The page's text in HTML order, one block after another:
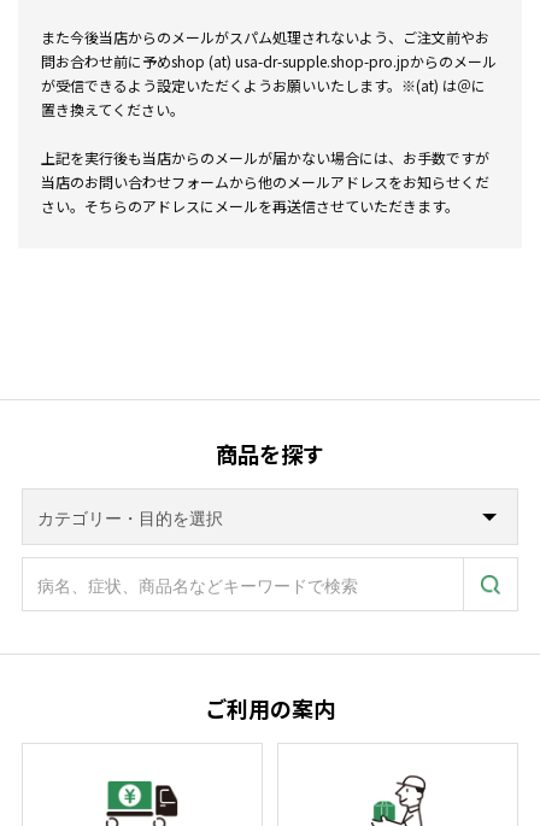
また今後当店からのメールがスパム処理されないよう、ご注文前やお
問お合わせ前に予めshop (at) usa-dr-supple.shop-pro.jpからのメール
が受信できるよう設定いただくようお願いいたします。※(at) は＠に
置き換えてください。
上記を実行後も当店からのメールが届かない場合には、お手数ですが
当店のお問い合わせフォームから他のメールアドレスをお知らせくだ
さい。そちらのアドレスにメールを再送信させていただきます。
商品を探す
ご利用の案内